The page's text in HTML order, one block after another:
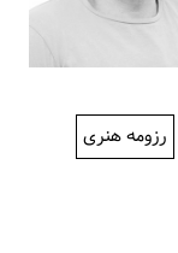
رزومه هنری